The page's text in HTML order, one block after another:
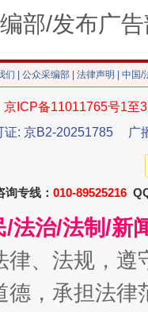
今
部/发布广
们 公众采编部 法律声明 | 中国
京ICP备11011765号1至
证: 京B2-20251785
广
专线： 010-89525216
法治/法制/新
律、法规，
德，承担法